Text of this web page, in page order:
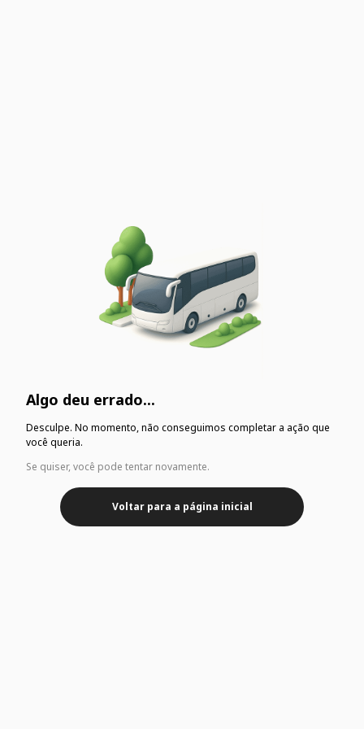
Algo deu errado...
Desculpe. No momento, não conseguimos completar a ação que
você queria.
Se quiser, você pode tentar novamente.
Voltar para a página inicial